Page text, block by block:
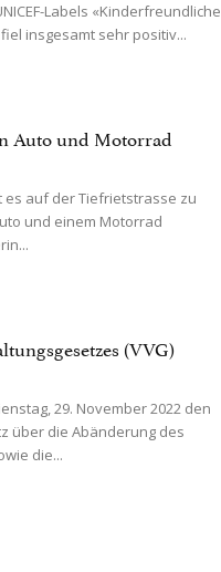
Labels «Kinderfreundliche
insgesamt sehr positiv...
Auto und Motorrad
es auf der Tiefrietstrasse zu
und einem Motorrad
(VVG)
29. November 2022 den
über die Abänderung des
die...